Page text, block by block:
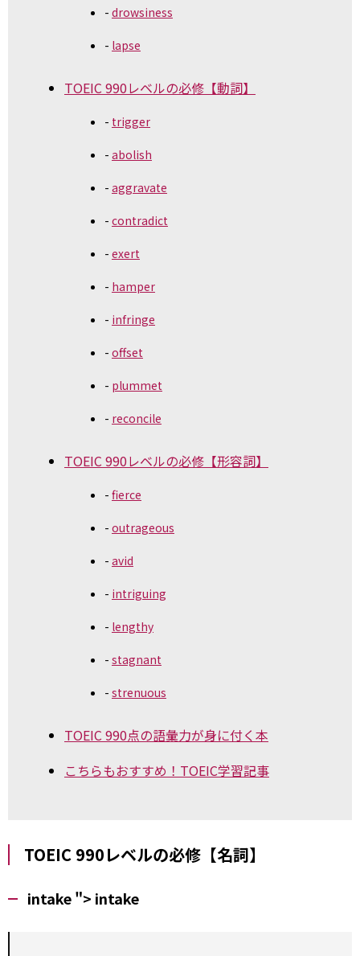
drowsiness
lapse
TOEIC 990レベルの必修【動詞】
trigger
abolish
aggravate
contradict
exert
hamper
infringe
offset
plummet
reconcile
TOEIC 990レベルの必修【形容詞】
fierce
outrageous
avid
intriguing
lengthy
stagnant
strenuous
TOEIC 990点の語彙力が身に付く本
こちらもおすすめ！TOEIC学習記事
TOEIC 990レベルの必修【名詞】
intake "> intake